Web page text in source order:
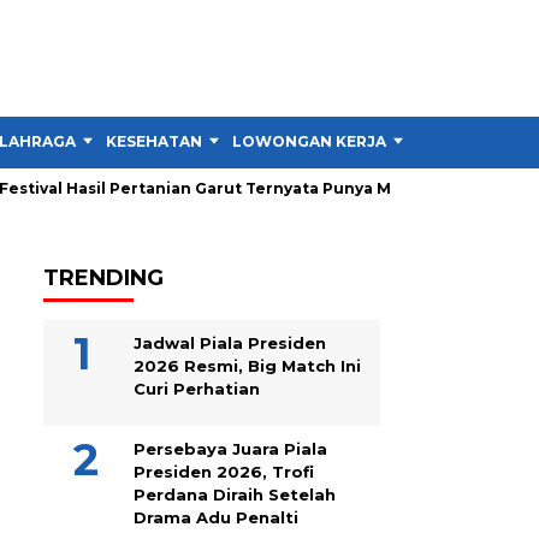
KESEHATAN LOWONGAN KERJA
Hasil Pertanian Garut Ternyata Punya Misi Besar untuk
TRENDING
Jadwal Piala Presiden
2026 Resmi, Big Match Ini
Curi Perhatian
Persebaya Juara Piala
Presiden 2026, Trofi
Perdana Diraih Setelah
Drama Adu Penalti